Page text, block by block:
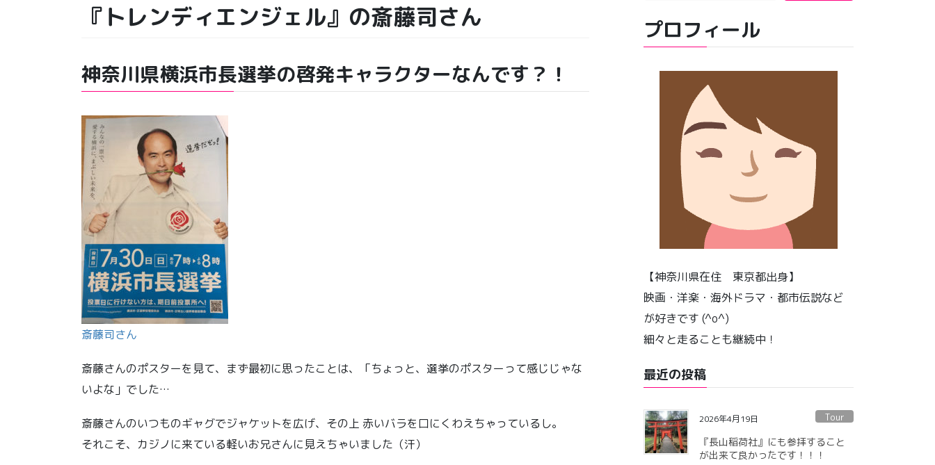
『トレンディエンジェル』の斎藤司さん
神奈川県横浜市長選挙の啓発キャラクターなんです？！
斎藤司さん
斎藤さんのポスターを見て、まず最初に思ったことは、「ちょっと、選挙のポスターって感じじゃな
いよな」でした…
斎藤さんのいつものギャグでジャケットを広げ、その上 赤いバラを口にくわえちゃっているし。
それこそ、カジノに来ている軽いお兄さんに見えちゃいました（汗）
プロフィール
【神奈川県在住 東京都出身】
映画・洋楽・海外ドラマ・都市伝説など
が好きです (^o^)
細々と走ることも継続中！
最近の投稿
2026年4月19日 Tour
『長山稲荷社』にも参拝すること
が出来て良かったです！！！